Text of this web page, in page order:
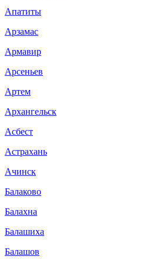
Апатиты
Арзамас
Армавир
Арсеньев
Артем
Архангельск
Асбест
Астрахань
Ачинск
Балаково
Балахна
Балашиха
Балашов